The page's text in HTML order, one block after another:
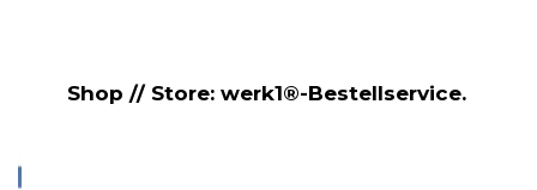
Shop // Store: werk1®-Bestellservice.